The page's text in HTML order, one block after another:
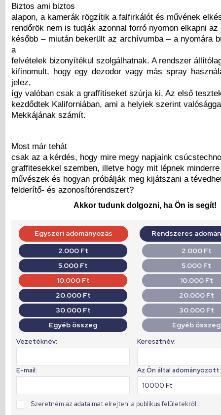
Biztos ami biztos
alapon, a kamerák rögzítik a falfirkálót és művének
rendőrök nem is tudják azonnal forró nyomon elkapni
később – miután bekerült az archívumba – a nyomára
a
felvételek bizonyítékul szolgálhatnak. A rendszer
kifinomult, hogy egy dezodor vagy más spray
jelez,
így valóban csak a graffitiseket szúrja ki. Az első
kezdődtek Kaliforniában, ami a helyiek szerint
Mekkájának számít.
Most már tehát
csak az a kérdés, hogy mire megy napjaink
graffitesekkel szemben, illetve hogy mit lépnek
művészek és hogyan próbálják meg kijátszani a
felderítő- és azonosítórendszert?
Akkor tudunk dolgozni, ha Ön is segít!